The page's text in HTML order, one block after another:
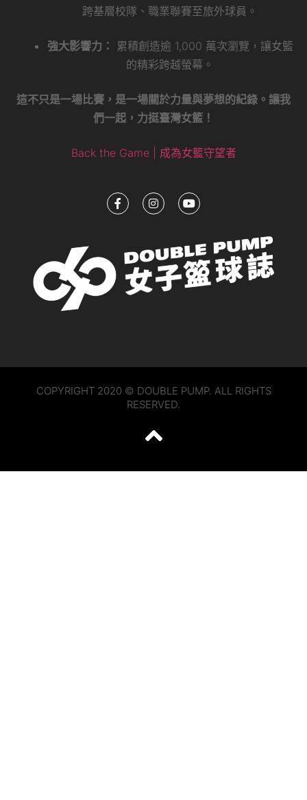
跨基層校隊、職業聯賽至旅外球員。
強大影響力：
累積創造逾 1,000 萬次瀏覽，讓女籃
的精彩跨越螢幕。
這不只是一場比賽，是一場關於力量與夢想的紀錄。讓我
們一起，力挺臺灣女籃！
Back the Game | 成為女籃守望者
COPYRIGHT 2020 © DOUBLE PUMP. ALL RIGHTS
RESERVED.